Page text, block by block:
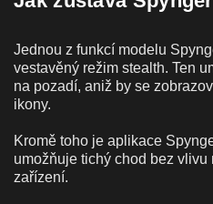
Jednou z funkcí modelu
vestavěný režim stealth. Ten
na pozadí, aniž by se
ikony.
Kromě toho je aplikace
umožňuje tichý chod bez
zařízení.